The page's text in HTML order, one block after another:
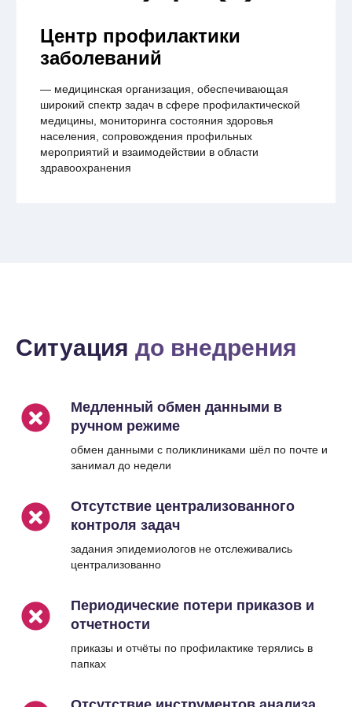
Центр профилактики
заболеваний
— медицинская организация, обеспечивающая
широкий спектр задач в сфере профилактической
медицины, мониторинга состояния здоровья
населения, сопровождения профильных
мероприятий и взаимодействии в области
здравоохранения
Ситуация до внедрения
Медленный обмен данными в
ручном режиме
обмен данными с поликлиниками шёл по почте и
занимал до недели
Отсутствие централизованного
контроля задач
задания эпидемиологов не отслеживались
централизованно
Периодические потери приказов и
отчетности
приказы и отчёты по профилактике терялись в
папках